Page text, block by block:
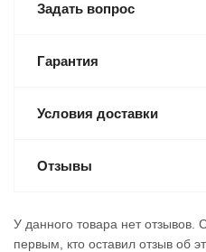
Задать вопрос
Гарантия
Условия доставки
Отзывы
У данного товара нет отзывов.
первым, кто оставил отзыв об